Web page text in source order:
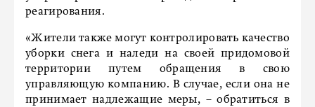
реагирования.
«Жители также могут контролировать качество
уборки снега и наледи на своей придомовой
территории путем обращения в свою
управляющую компанию. В случае, если она не
принимает надлежащие меры, – обратиться в